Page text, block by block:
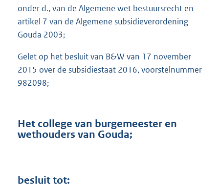
onder d., van de Algemene wet bestuursrecht en
artikel 7 van de Algemene subsidieverordening
Gouda 2003;
Gelet op het besluit van B&W van 17 november
2015 over de subsidiestaat 2016, voorstelnummer
982098;
Het college van burgemeester en
wethouders van Gouda;
besluit tot: